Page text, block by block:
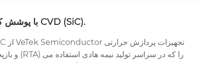
گیرنده RTP با پوشش کاربید سیلیکون CVD (SiC).